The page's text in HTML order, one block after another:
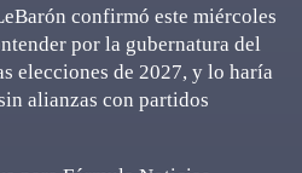
confirmó este miércoles
por la gubernatura del
elecciones de 2027, y lo haría
alianzas con partidos